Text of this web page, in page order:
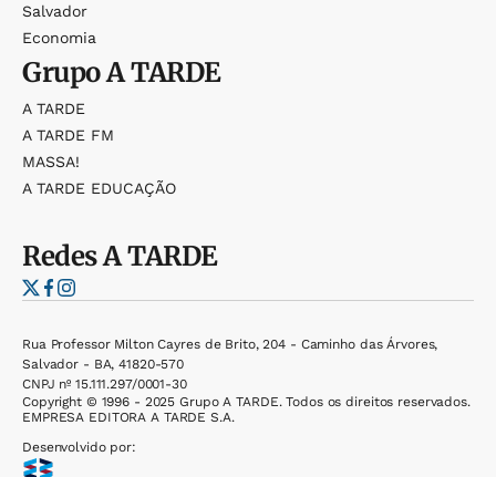
Salvador
Economia
GrupoA TARDE
A TARDE
A TARDE FM
MASSA!
A TARDE EDUCAÇÃO
RedesA TARDE
Rua Professor Milton Cayres de Brito, 204 - Caminho das Árvores,
Salvador - BA, 41820-570
CNPJ nº 15.111.297/0001-30
Copyright © 1996 - 2025 Grupo A TARDE. Todos os direitos reservados.
EMPRESA EDITORA A TARDE S.A.
Desenvolvido por: